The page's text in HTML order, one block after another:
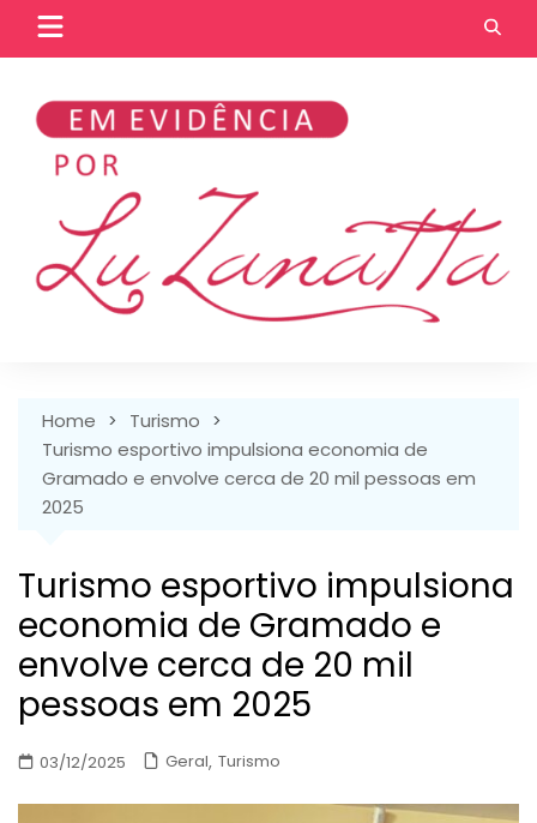
Home
Turismo
Turismo esportivo impulsiona economia de
Gramado e envolve cerca de 20 mil pessoas em
2025
Turismo esportivo impulsiona
economia de Gramado e
envolve cerca de 20 mil
pessoas em 2025
03/12/2025 Geral, Turismo